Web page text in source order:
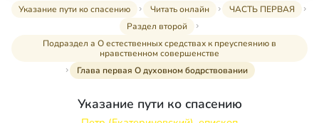
Указание пути ко спасению Читать онлайн
ЧАСТЬ ПЕРВАЯ
Раздел второй
Подраздел а О естественных средствах к преуспеянию в
нравственном совершенстве
Глава первая О духовном бодрствовании
Указание пути ко спасению